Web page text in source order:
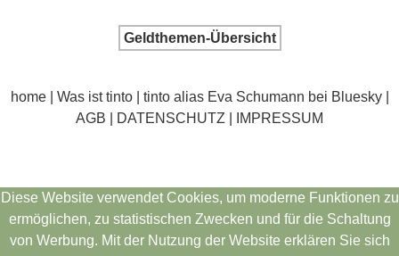
Geldthemen-Übersicht
home| Was ist tinto| tinto alias Eva Schumann bei Bluesky|
AGB
DATENSCHUTZ | IMPRESSUM
Diese Website verwendet Cookies, um moderne Funktionen zu
ermöglichen, zu statistischen Zwecken und für die Schaltung
von Werbung. Mit der Nutzung der Website erklären Sie sich